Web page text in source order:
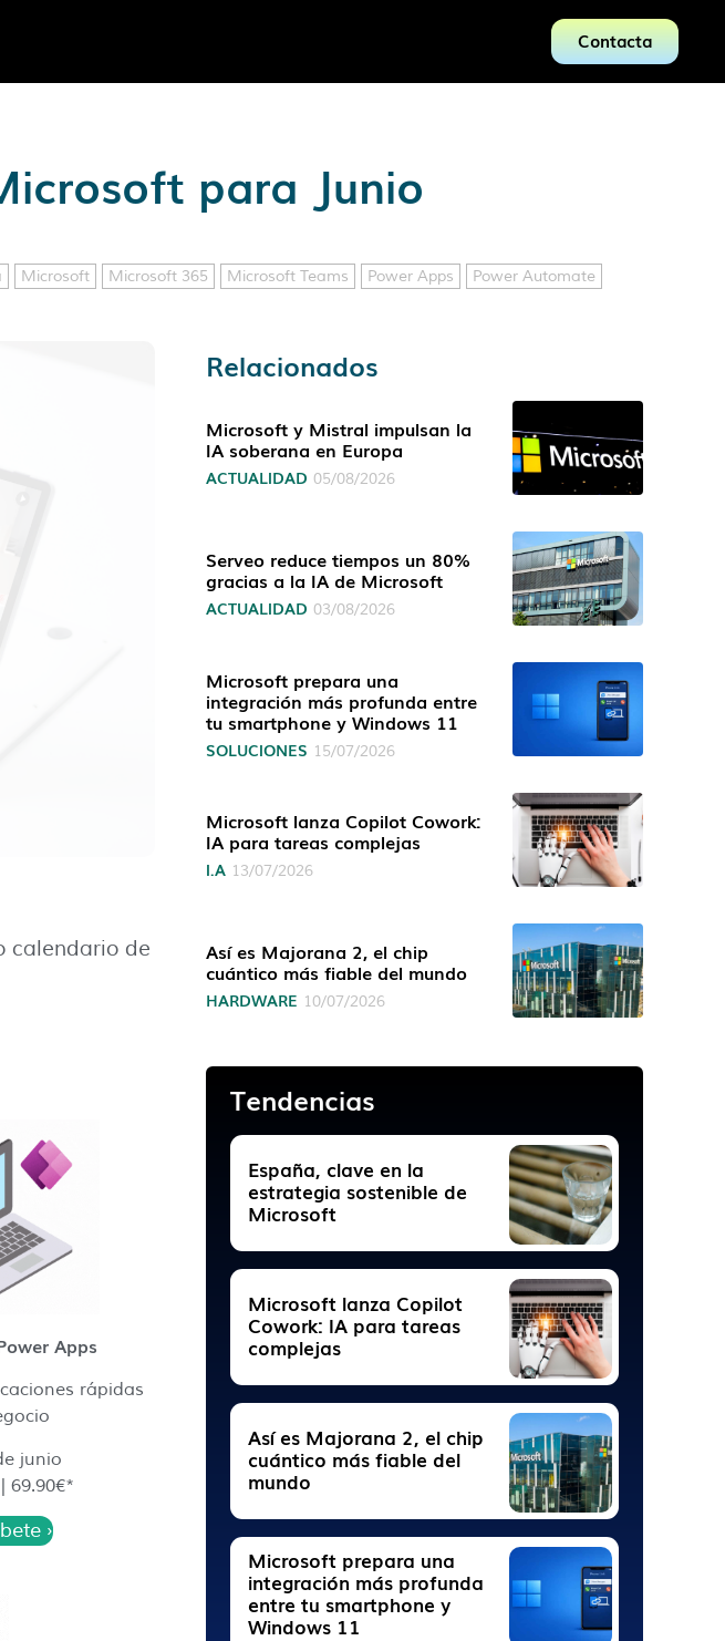
Contacta
para Junio
Microsoft Microsoft 365 Microsoft Teams Power Apps
Power Automate
calendario de
Apps
rápidas
junio
69.90€*
›
Relacionados
Microsoft y Mistral impulsan la
IA soberana en Europa
ACTUALIDAD 05/08/2026
Serveo reduce tiempos un 80%
gracias a la IA de Microsoft
ACTUALIDAD 03/08/2026
Microsoft prepara una
integración más profunda entre
tu smartphone y Windows 11
SOLUCIONES 15/07/2026
Microsoft lanza Copilot Cowork:
IA para tareas complejas
I.A 13/07/2026
Así es Majorana 2, el chip
cuántico más fiable del mundo
HARDWARE 10/07/2026
Tendencias
España, clave en la
estrategia sostenible de
Microsoft
Microsoft lanza Copilot
Cowork: IA para tareas
complejas
Así es Majorana 2, el chip
cuántico más fiable del
mundo
Microsoft prepara una
integración más profunda
entre tu smartphone y
Windows 11